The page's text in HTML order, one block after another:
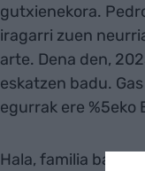
gutxienekora.
iragarri zuen
arte. Dena den,
eskatzen badu.
egurrak ere
Hala, familia